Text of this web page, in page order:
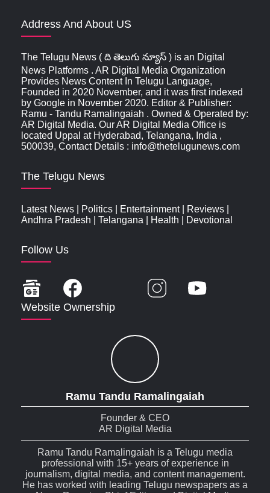
Address And About US
The Telugu News ( ది తెలుగు న్యూస్‌ ) is an Digital
News Platforms . AR Digital Media Organization
Provides News Content In Telugu Language,
Founded in 2020 November, and it was first indexed
by Google in November 2020. Editor & Publisher:
Ramu - Tandu Ramalingaiah . Owned & Operated by:
AR Digital Media. Our AR Digital Media Office is
located Uppal at Hyderabad, Telangana, India ,
500039, Contact Details : info@thetelugunews.com
The Telugu News
Latest News Politics Entertainment| Reviews
Andhra Pradesh
Telangana Health Devotional
Follow Us
Website Ownership
Ramu Tandu Ramalingaiah
Founder & CEO
AR Digital Media
Ramu Tandu Ramalingaiah is a Telugu media
professional with 15+ years of experience in
journalism, digital media, and content management.
He has worked with leading Telugu newspapers as a